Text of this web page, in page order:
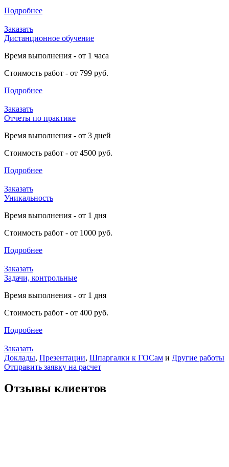
Подробнее
Заказать
Дистанционное обучение
Время выполнения - от 1 часа
Стоимость работ - от 799 руб.
Подробнее
Заказать
Отчеты по практике
Время выполнения - от 3 дней
Стоимость работ - от 4500 руб.
Подробнее
Заказать
Уникальность
Время выполнения - от 1 дня
Стоимость работ - от 1000 руб.
Подробнее
Заказать
Задачи, контрольные
Время выполнения - от 1 дня
Стоимость работ - от 400 руб.
Подробнее
Заказать
Доклады, Презентации, Шпаргалки к ГОСам и Другие работы
Отправить заявку на расчет
Отзывы клиентов